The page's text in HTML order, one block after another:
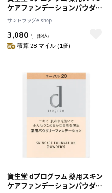
ケアファンデーションパウダリ
ー OC00（レフィル）
サンドラッグe-shop
3,080 円 （税込）
積算 28 マイル (1倍)
資生堂 dプログラム 薬用スキン
ケアファンデーションパウダリ